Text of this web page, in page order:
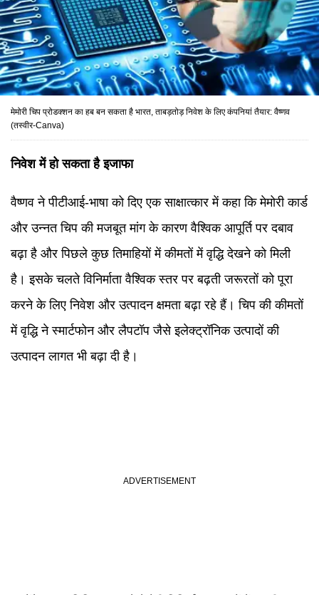
मेमोरी चिप प्रोडक्शन का हब बन सकता है भारत, ताबड़तोड़ निवेश के लिए कंपनियां तैयार: वैष्णव
(तस्वीर-Canva)
निवेश में हो सकता है इजाफा
वैष्णव ने पीटीआई-भाषा को दिए एक साक्षात्कार में कहा कि मेमोरी कार्ड
और उन्नत चिप की मजबूत मांग के कारण वैश्विक आपूर्ति पर दबाव
बढ़ा है और पिछले कुछ तिमाहियों में कीमतों में वृद्धि देखने को मिली
है। इसके चलते विनिर्माता वैश्विक स्तर पर बढ़ती जरूरतों को पूरा
करने के लिए निवेश और उत्पादन क्षमता बढ़ा रहे हैं। चिप की कीमतों
में वृद्धि ने स्मार्टफोन और लैपटॉप जैसे इलेक्ट्रॉनिक उत्पादों की
उत्पादन लागत भी बढ़ा दी है।